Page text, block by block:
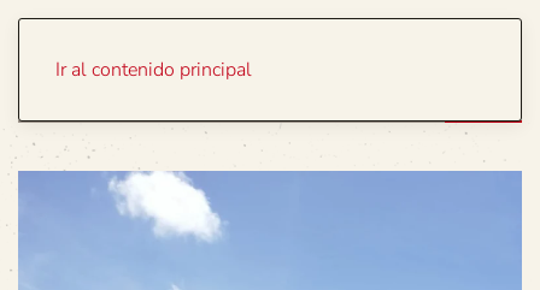
Ir al contenido principal